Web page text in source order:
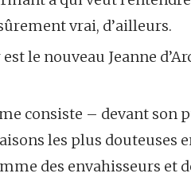
vrai, d’ailleurs.
le nouveau Jeanne
consiste – devant son
les plus douteuses
des envahisseurs et